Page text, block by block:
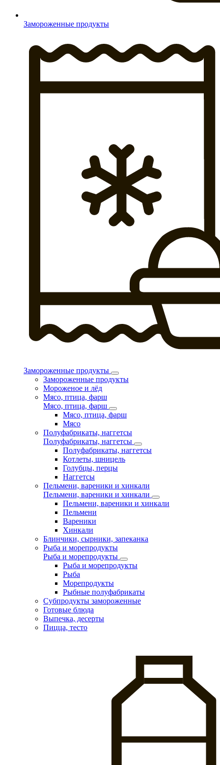
Замороженные продукты
Замороженные продукты
Замороженные продукты
Мороженое и лёд
Мясо, птица, фарш
Мясо, птица, фарш
Мясо, птица, фарш
Мясо
Полуфабрикаты, наггетсы
Полуфабрикаты, наггетсы
Полуфабрикаты, наггетсы
Котлеты, шницель
Голубцы, перцы
Наггетсы
Пельмени, вареники и хинкали
Пельмени, вареники и хинкали
Пельмени, вареники и хинкали
Пельмени
Вареники
Хинкали
Блинчики, сырники, запеканка
Рыба и морепродукты
Рыба и морепродукты
Рыба и морепродукты
Рыба
Морепродукты
Рыбные полуфабрикаты
Субпродукты замороженные
Готовые блюда
Выпечка, десерты
Пицца, тесто